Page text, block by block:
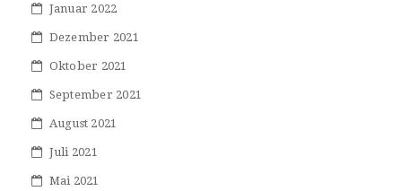
Januar 2022
Dezember 2021
Oktober 2021
September 2021
August 2021
Juli 2021
Mai 2021